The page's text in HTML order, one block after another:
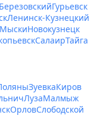
БерезовскийГурьевск
Ленинск-Кузнецкий
МыскиНовокузнецк
СалаирТайга
ЗуевкаКиров
ЛузаМалмыж
ОрловСлободской